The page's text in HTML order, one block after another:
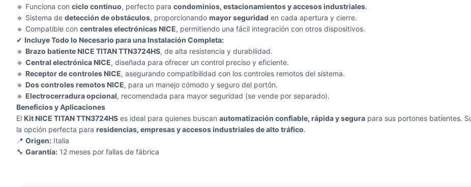
🔹 Funciona con ciclo continuo, perfecto para condominios, estacionamientos y accesos industriales.
🔹 Sistema de detección de obstáculos, proporcionando mayor seguridad en cada apertura y cierre.
🔹 Compatible con centrales electrónicas NICE, permitiendo una fácil integración con otros dispositivos.
✔ Incluye Todo lo Necesario para una Instalación Completa:
🔹 Brazo batiente NICE TITAN TTN3724HS, de alta resistencia y durabilidad.
🔹 Central electrónica NICE, diseñada para ofrecer un control preciso y eficiente.
🔹 Receptor de controles NICE, asegurando compatibilidad con los controles remotos del sistema.
🔹 Dos controles remotos NICE, para un manejo cómodo y seguro del portón.
🔹 Electrocerradura opcional, recomendada para mayor seguridad (se vende por separado).
Beneficios y Aplicaciones
El Kit NICE TITAN TTN3724HS es ideal para quienes buscan automatización confiable, rápida y segura para sus portones batientes.
la opción perfecta para residencias, empresas y accesos industriales de alto tráfico.
📍 Origen: Italia
🔧 Garantía: 12 meses por fallas de fábrica